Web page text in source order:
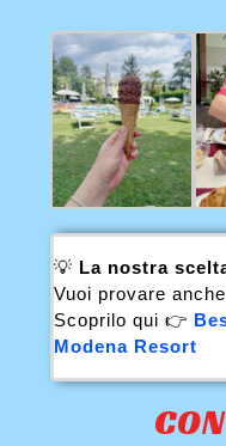
💡 La nostra
Vuoi provare
Scoprilo qui 👉
Modena Resort